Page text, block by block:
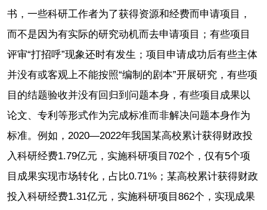
书，一些科研工作者为了获得资源和经费而申请项目，
而不是因为有实际的研究动机而去申请项目；有些项目
评审“打招呼”现象还时有发生；项目申请成功后有些主体
并没有或客观上不能按照“编制的剧本”开展研究，有些项
目的结题验收并没有回归到问题本身，有些项目成果以
论文、专利等形式作为完成标准而非解决问题本身作为
标准。例如，2020—2022年我国某高校累计获得财政投
入科研经费1.79亿元，实施科研项目702个，仅有5个项
目成果实现市场转化，占比0.71%；某高校累计获得财政
投入科研经费1.31亿元，实施科研项目862个，实现成果